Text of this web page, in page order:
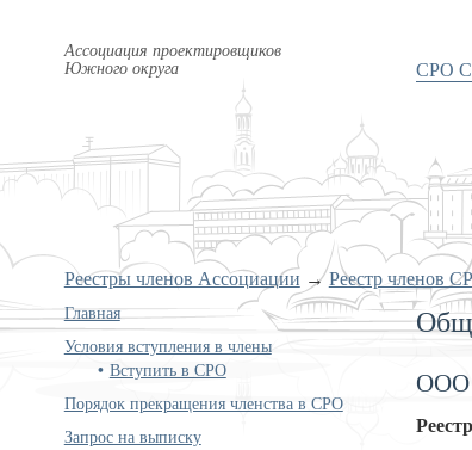
Ассоциация проектировщиков
Южного округа СРО
Реестры членов Ассоциации →Реестр членов
Главная
Условия вступления в члены
Вступить в СРО
Порядок прекращения членства в СРО
Запрос на выписку